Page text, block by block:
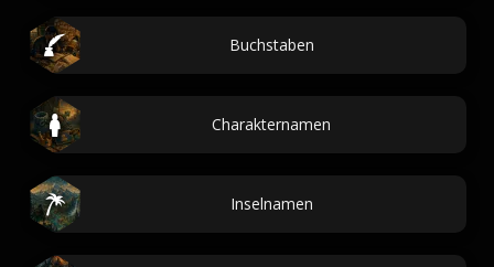
Buchstaben
Charakternamen
Inselnamen